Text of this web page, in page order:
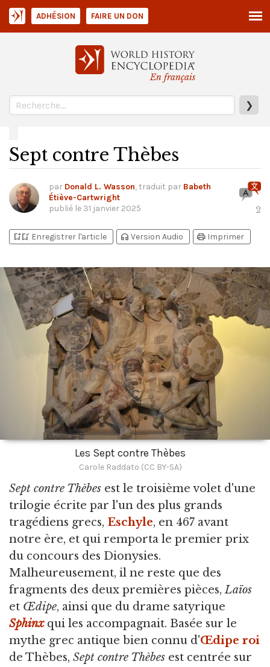
En français
❯
ADHÉSION FAIRE UN DON
Sept contre Thèbes
par Donald L. Wasson, traduit par Babeth
Étiève-Cartwright
publié le 31 janvier 2025 2
bookmark_addbookmark_added Enregistrer l'article headphones Version Audio print Imprimer
Les Sept contre Thèbes
Carole Raddato (CC BY-SA)
Sept contre Thèbes est le troisième volet d'une
trilogie écrite par l'un des plus grands
tragédiens grecs, Eschyle, en 467 avant
notre ère, et qui remporta le premier prix
du concours des Dionysies.
Malheureusement, il ne reste que des
fragments des deux premières pièces,Laïos
et Œdipe, ainsi que du drame satyrique
Sphinxqui les accompagnait. Basée sur le
mythe grec antique bien connu d'Œdipe roi
de Thèbes, Sept contre Thèbes est centrée sur